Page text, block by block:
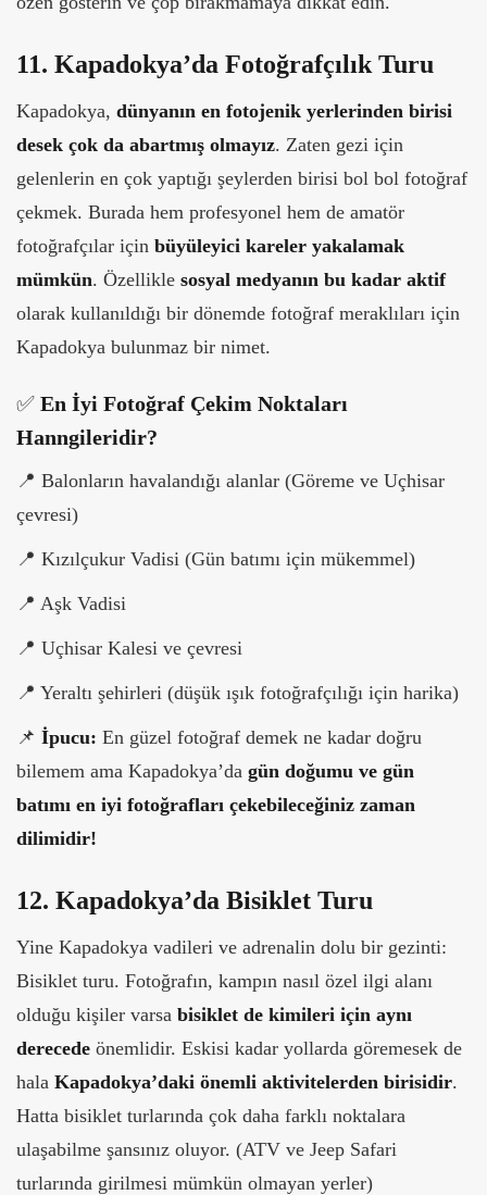
11. Kapadokya’da Fotoğrafçılık Turu
Kapadokya, dünyanın en fotojenik yerlerinden birisi
desek çok da abartmış olmayız. Zaten gezi için
gelenlerin en çok yaptığı şeylerden birisi bol bol fotoğraf
çekmek. Burada hem profesyonel hem de amatör
fotoğrafçılar için büyüleyici kareler yakalamak
mümkün. Özellikle sosyal medyanın bu kadar aktif
olarak kullanıldığı bir dönemde fotoğraf meraklıları için
Kapadokya bulunmaz bir nimet.
✅ En İyi Fotoğraf Çekim Noktaları
Hanngileridir?
📍 Balonların havalandığı alanlar (Göreme ve Uçhisar
çevresi)
📍 Kızılçukur Vadisi (Gün batımı için mükemmel)
📍 Aşk Vadisi
📍 Uçhisar Kalesi ve çevresi
📍 Yeraltı şehirleri (düşük ışık fotoğrafçılığı için harika)
📌 İpucu: En güzel fotoğraf demek ne kadar doğru
bilemem ama Kapadokya’da gün doğumu ve gün
batımı en iyi fotoğrafları çekebileceğiniz zaman
dilimidir!
12. Kapadokya’da Bisiklet Turu
Yine Kapadokya vadileri ve adrenalin dolu bir gezinti:
Bisiklet turu. Fotoğrafın, kampın nasıl özel ilgi alanı
olduğu kişiler varsa bisiklet de kimileri için aynı
derecede önemlidir. Eskisi kadar yollarda göremesek de
hala Kapadokya’daki önemli aktivitelerden birisidir.
Hatta bisiklet turlarında çok daha farklı noktalara
ulaşabilme şansınız oluyor. (ATV ve Jeep Safari
turlarında girilmesi mümkün olmayan yerler)